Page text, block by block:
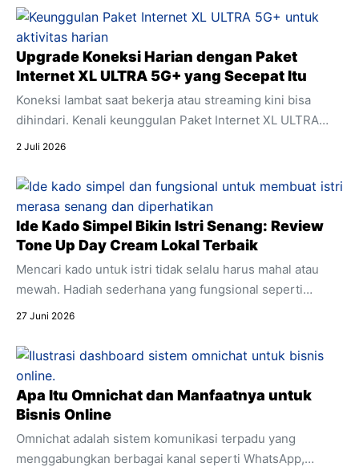
Upgrade Koneksi Harian dengan Paket
Internet XL ULTRA 5G+ yang Secepat Itu
Koneksi lambat saat bekerja atau streaming kini bisa
dihindari. Kenali keunggulan Paket Internet XL ULTRA
5G+ yang menawarkan kecepatan ultra dan stabilitas
2 Juli 2026
Ide Kado Simpel Bikin Istri Senang: Review
Tone Up Day Cream Lokal Terbaik
Mencari kado untuk istri tidak selalu harus mahal atau
mewah. Hadiah sederhana yang fungsional seperti
skincare sering kali jauh lebih berkesan. Temukan alasan
dijadikan kado spesial untuk mendukung aktivitasnya.
27 Juni 2026
Apa Itu Omnichat dan Manfaatnya untuk
Bisnis Online
Omnichat adalah sistem komunikasi terpadu yang
menggabungkan berbagai kanal seperti WhatsApp,